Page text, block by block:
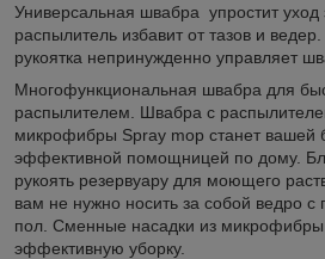
Универсальная швабра упростит
распылитель избавит от тазов и
рукоятка непринужденно управляет
Многофункциональная швабра для
распылителем. Швабра с
микрофибры Spray mop станет вашей
эффективной помощницей по дому.
рукоять резервуару для моющего
вам не нужно носить за собой ведро с
пол. Сменные насадки из микрофибры
эффективную уборку.